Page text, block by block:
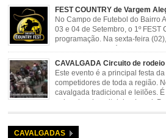
FEST COUNTRY de Vargem
No Campo de Futebol do Bairro
03 e 04 de Setembro, o 1º FEST
programação. Na sexta-feira
rodeio e shows com o Trio Pé de Cedro e o
CAVALGADA Circuito de
Este evento é a principal festa
competidores de toda a região.
cavalgada tradicional e leilões.
animada e hospitaleira. Local:
Rosa Guimarães, Açucena Data: Setembro
CAVALGADAS